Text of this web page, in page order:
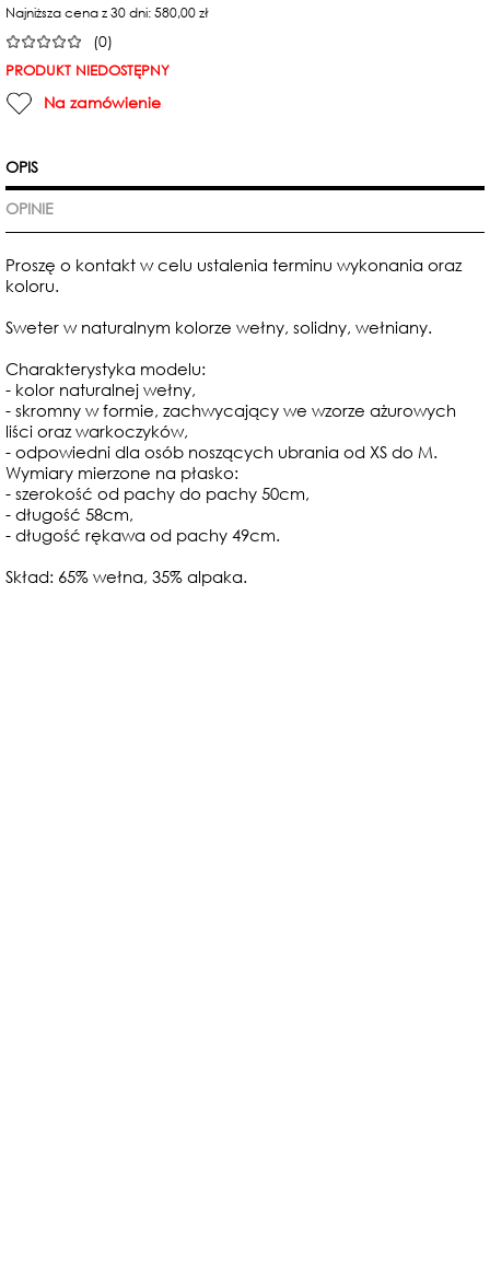
Najniższa cena z 30 dni: 580,00 zł
(0)
PRODUKT NIEDOSTĘPNY
Na zamówienie
OPIS
OPINIE
Proszę o kontakt w celu ustalenia terminu wykonania oraz
koloru.
Sweter w naturalnym kolorze wełny, solidny, wełniany.
Charakterystyka modelu:
- kolor naturalnej wełny,
- skromny w formie, zachwycający we wzorze ażurowych
liści oraz warkoczyków,
- odpowiedni dla osób noszących ubrania od XS do M.
Wymiary mierzone na płasko:
- szerokość od pachy do pachy 50cm,
- długość 58cm,
- długość rękawa od pachy 49cm.
Skład: 65% wełna, 35% alpaka.